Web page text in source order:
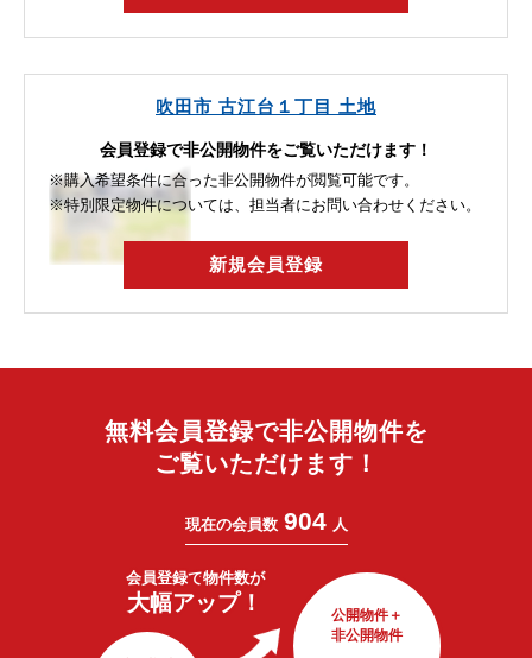
吹田市 古江台１丁目 土地
会員登録で非公開物件をご覧いただけます！
※購入希望条件に合った非公開物件が閲覧可能です。
※特別限定物件については、担当者にお問い合わせください。
新規会員登録
無料会員登録で非公開物件を
ご覧いただけます！
現在の会員数 904 人
会員登録で物件数が
大幅アップ！
公開物件＋
非公開物件